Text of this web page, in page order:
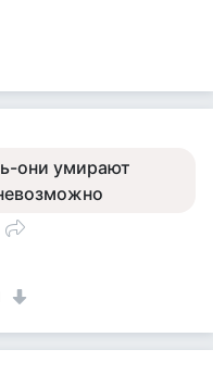
они умирают